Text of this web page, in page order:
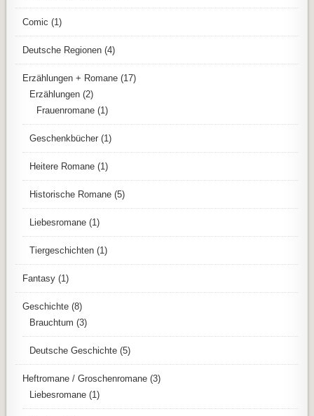
Comic (1)
Deutsche Regionen (4)
Erzählungen + Romane (17)
Erzählungen (2)
Frauenromane (1)
Geschenkbücher (1)
Heitere Romane (1)
Historische Romane (5)
Liebesromane (1)
Tiergeschichten (1)
Fantasy (1)
Geschichte (8)
Brauchtum (3)
Deutsche Geschichte (5)
Heftromane / Groschenromane (3)
Liebesromane (1)